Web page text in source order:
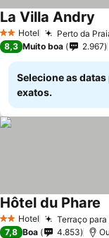
2 Estrelas
Hotel Perto da
La Villa Andry
8,3 Muito boa 2.967
Selecione as
exatos.
2 Estrelas
Hotel Terraço
Hôtel du Phare
7,8 Boa 4.853